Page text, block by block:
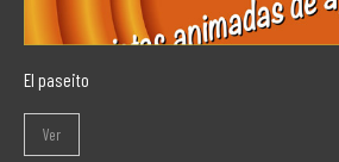
El paseito
Ver